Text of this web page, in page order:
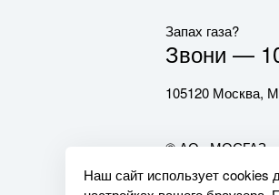
Запах газа?
Звони —
105120 Москва,
© АО «МОСГАЗ»,
обязательна.
Наш сайт использует cookies